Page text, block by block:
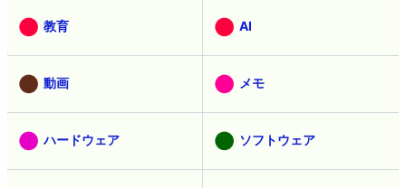
教育 AI
動画 メモ
ハードウェア ソフトウェア